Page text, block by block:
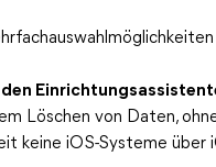
Löschen von Daten,
keine iOS-Systeme über